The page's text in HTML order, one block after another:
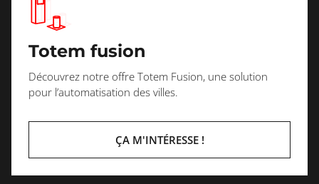
Totem fusion
Découvrez notre offre Totem Fusion, une solution
pour l’automatisation des villes.
ÇA M'INTÉRESSE !